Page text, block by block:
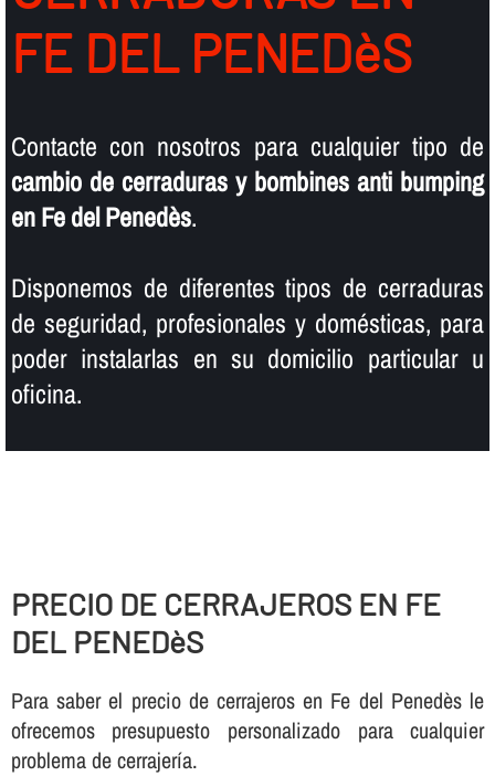
FE DEL PENEDèS
Contacte con nosotros para cualquier tipo de
cambio de cerraduras y bombines anti bumping
en Fe del Penedès.
Disponemos de diferentes tipos de cerraduras
de seguridad, profesionales y domésticas, para
poder instalarlas en su domicilio particular u
oficina.
PRECIO DE CERRAJEROS EN FE
DEL PENEDèS
Para saber el precio de cerrajeros en Fe del Penedès le
ofrecemos presupuesto personalizado para cualquier
problema de cerrajerí­a.